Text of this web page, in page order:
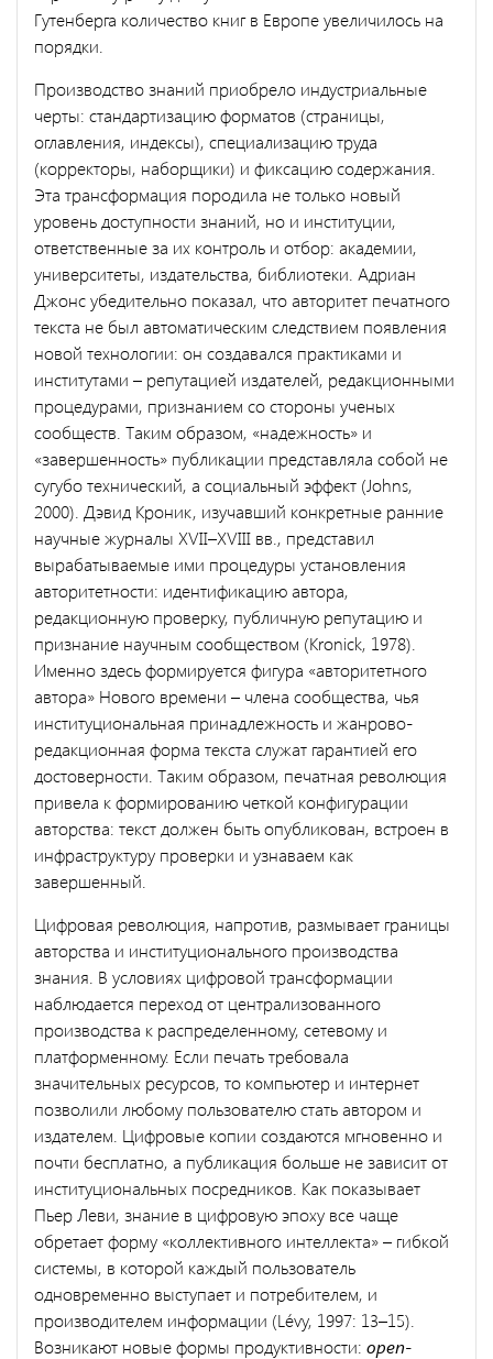
Гутенберга количество книг в Европе увеличилось на
порядки.
Производство знаний приобрело индустриальные
черты: стандартизацию форматов (страницы,
оглавления, индексы), специализацию труда
(корректоры, наборщики) и фиксацию содержания.
Эта трансформация породила не только новый
уровень доступности знаний, но и институции,
ответственные за их контроль и отбор: академии,
университеты, издательства, библиотеки. Адриан
Джонс убедительно показал, что авторитет печатного
текста не был автоматическим следствием появления
новой технологии: он создавался практиками и
институтами – репутацией издателей, редакционными
процедурами, признанием со стороны ученых
сообществ. Таким образом, «надежность» и
«завершенность» публикации представляла собой не
сугубо технический, а социальный эффект (Johns,
2000). Дэвид Кроник, изучавший конкретные ранние
научные журналы XVII–XVIII вв., представил
вырабатываемые ими процедуры установления
авторитетности: идентификацию автора,
редакционную проверку, публичную репутацию и
признание научным сообществом (Kronick, 1978).
Именно здесь формируется фигура «авторитетного
автора» Нового времени – члена сообщества, чья
институциональная принадлежность и жанрово-
редакционная форма текста служат гарантией его
достоверности. Таким образом, печатная революция
привела к формированию четкой конфигурации
авторства: текст должен быть опубликован, встроен в
инфраструктуру проверки и узнаваем как
завершенный.
Цифровая революция, напротив, размывает границы
авторства и институционального производства
знания. В условиях цифровой трансформации
наблюдается переход от централизованного
производства к распределенному, сетевому и
платформенному. Если печать требовала
значительных ресурсов, то компьютер и интернет
позволили любому пользователю стать автором и
издателем. Цифровые копии создаются мгновенно и
почти бесплатно, а публикация больше не зависит от
институциональных посредников. Как показывает
Пьер Леви, знание в цифровую эпоху все чаще
обретает форму «коллективного интеллекта» – гибкой
системы, в которой каждый пользователь
одновременно выступает и потребителем, и
производителем информации (Lévy, 1997: 13–15).
Возникают новые формы продуктивности: open-